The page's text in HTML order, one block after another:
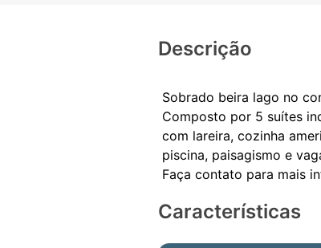
Descrição
Sobrado beira lago no
Composto por 5 suítes
com lareira, cozinha
piscina, paisagismo e
Características